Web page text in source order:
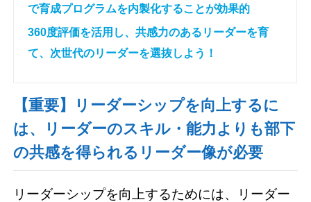
で育成プログラムを内製化することが効果的
360度評価を活用し、共感力のあるリーダーを育
て、次世代のリーダーを選抜しよう！
【重要】リーダーシップを向上するに
は、リーダーのスキル・能力よりも部下
の共感を得られるリーダー像が必要
リーダーシップを向上するためには、リーダー